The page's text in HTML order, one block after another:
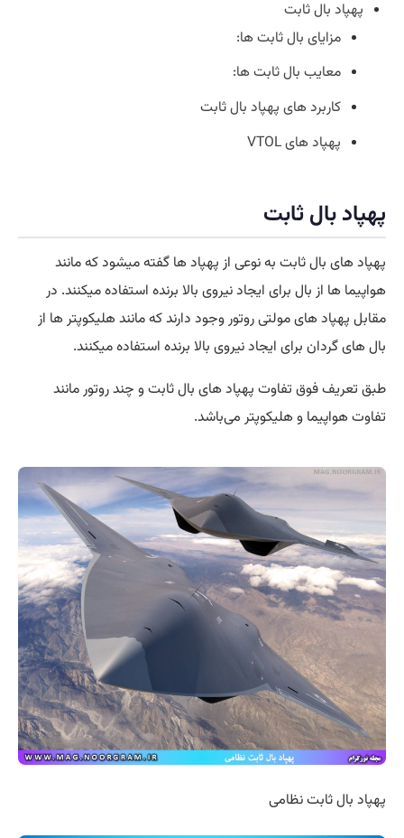
پهپاد بال ثابت
مزایای بال ثابت ها:
معایب بال ثابت ها:
کاربرد های پهپاد بال ثابت
پهپاد های VTOL
پهپاد بال ثابت
پهپاد های بال ثابت به نوعی از پهپاد ها گفته می‍شود که مانند
هواپیما ها از بال برای ایجاد نیروی بالا برنده استفاده میکنند. در
مقابل پهپاد های مولتی روتور وجود دارند که مانند هلیکوپتر ها از
بال های گردان برای ایجاد نیروی بالا برنده استفاده میکنند.
طبق تعریف فوق تفاوت پهپاد های بال ثابت و چند روتور مانند
تفاوت هواپیما و هلیکوپتر می‌باشد.
پهپاد بال ثابت نظامی